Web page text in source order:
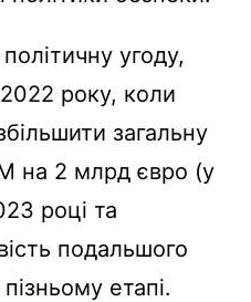
угоду,
року, коли
загальну
на 2 млрд євро (у
році та
подальшого
етапі.